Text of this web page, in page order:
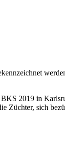
2019 in
sich